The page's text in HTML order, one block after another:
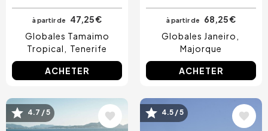
à partir de
47,25 €
Globales Tamaimo
Tropical
Tenerife
ACHETER
à partir de
68,25 €
Globales Janeiro
Majorque
ACHETER
Image
4.7 / 5 Image
4.5 / 5